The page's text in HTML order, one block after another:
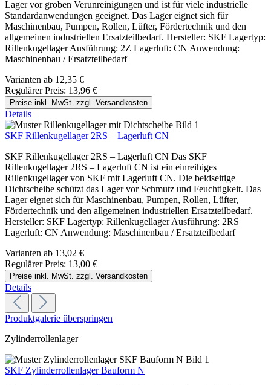
Lager vor groben Verunreinigungen und ist für viele industrielle
Standardanwendungen geeignet. Das Lager eignet sich für
Maschinenbau, Pumpen, Rollen, Lüfter, Fördertechnik und den
allgemeinen industriellen Ersatzteilbedarf. Hersteller: SKF Lagertyp:
Rillenkugellager Ausführung: 2Z Lagerluft: CN Anwendung:
Maschinenbau / Ersatzteilbedarf
Varianten ab 12,35 €
Regulärer Preis: 13,96 €
Preise inkl. MwSt. zzgl. Versandkosten
Details
SKF Rillenkugellager 2RS – Lagerluft CN
SKF Rillenkugellager 2RS – Lagerluft CN Das SKF
Rillenkugellager 2RS – Lagerluft CN ist ein einreihiges
Rillenkugellager von SKF mit Lagerluft CN. Die beidseitige
Dichtscheibe schützt das Lager vor Schmutz und Feuchtigkeit. Das
Lager eignet sich für Maschinenbau, Pumpen, Rollen, Lüfter,
Fördertechnik und den allgemeinen industriellen Ersatzteilbedarf.
Hersteller: SKF Lagertyp: Rillenkugellager Ausführung: 2RS
Lagerluft: CN Anwendung: Maschinenbau / Ersatzteilbedarf
Varianten ab 13,02 €
Regulärer Preis: 13,00 €
Preise inkl. MwSt. zzgl. Versandkosten
Details
Produktgalerie überspringen
Zylinderrollenlager
SKF Zylinderrollenlager Bauform N